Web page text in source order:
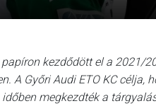
kezdődött el a 2021/
A Győri Audi ETO KC
megkezdték a